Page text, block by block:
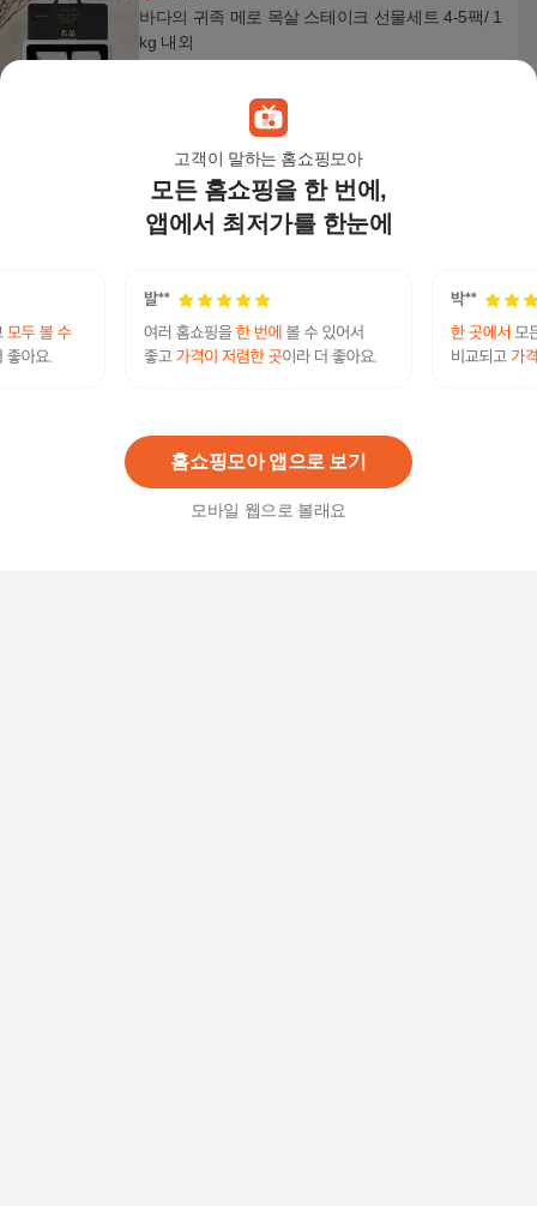
고객이 말하는 홈쇼핑모아
모든 홈쇼핑을 한 번에,
앱에서 최저가를 한눈에
홈쇼핑모아 앱으로 보기
모바일 웹으로 볼래요
바다의 귀족 메로 목살 스테이크 선물세트 4-5팩/ 1
kg 내외
바다의 귀족 메로 몸통살 스테이크 선물세트 7-9
팩/ 1kg 내외
69,900 원
메로 목살 200g 메로구이 은대구 이빨고기 버터구